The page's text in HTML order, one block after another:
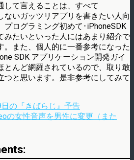
して言えることは、すべて
ないガッツリアプリを書きたい人向
プログラミング初めて･iPhoneSDK
みたいといった人にはあまり紹介で
。また、個人的に一番参考になった
SDK アプリケーション開発ガイ
とんど網羅されているので、取り敢
つと思います。是非参考にしてみて
の『きばらじ』予告
の女性音声を男性に変更（また